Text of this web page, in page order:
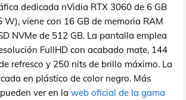
dedicada nVidia RTX 3060 de 6 GB
W), viene con 16 GB de memoria RAM
NVMe de 512 GB. La pantalla emplea
FullHD con acabado mate, 144
refresco y 250 nits de brillo máximo. La
en plástico de color negro. Más
ver en la web oficial de la gama